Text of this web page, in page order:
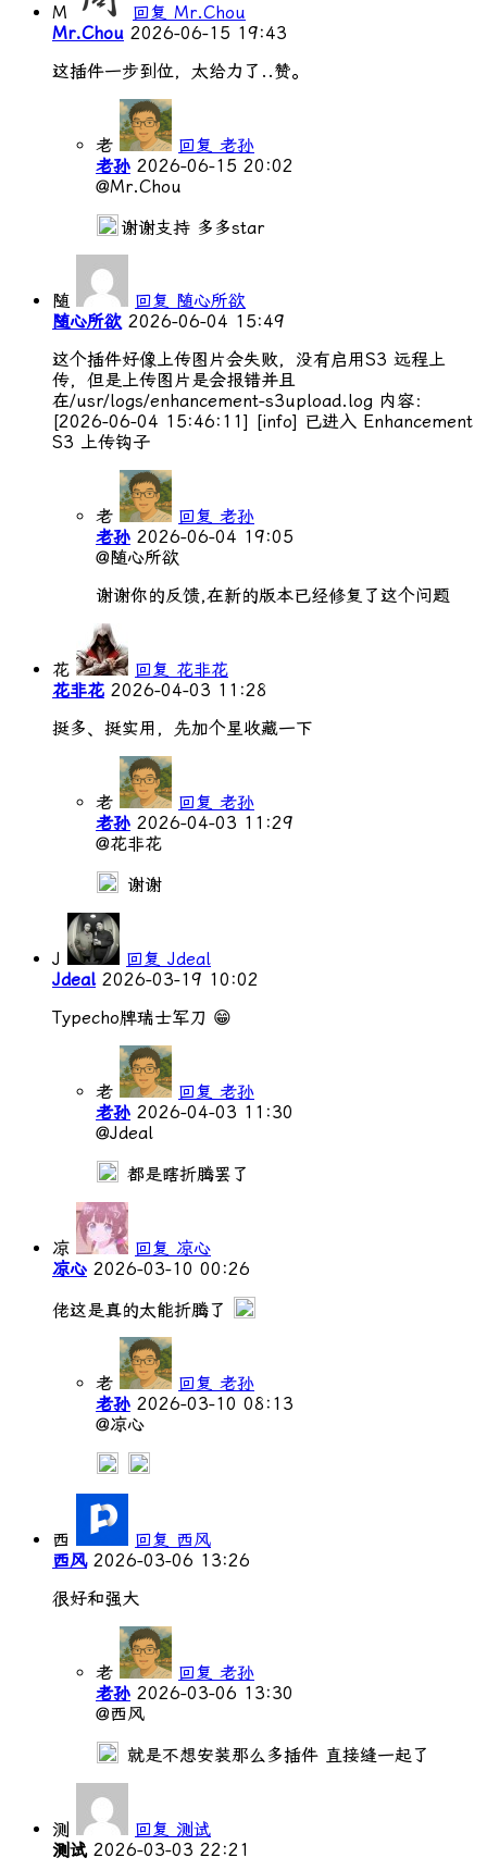
M
回复 Mr.Chou
Mr.Chou 2026-06-15 19:43
这插件一步到位，太给力了..赞。
老
回复 老孙
老孙 2026-06-15 20:02
@Mr.Chou
谢谢支持 多多star
随
回复 随心所欲
随心所欲 2026-06-04 15:49
这个插件好像上传图片会失败，没有启用S3 远程上
传，但是上传图片是会报错并且
在/usr/logs/enhancement-s3upload.log 内容：
[2026-06-04 15:46:11] [info] 已进入 Enhancement
S3 上传钩子
老
回复 老孙
老孙 2026-06-04 19:05
@随心所欲
谢谢你的反馈,在新的版本已经修复了这个问题
花
回复 花非花
花非花 2026-04-03 11:28
挺多、挺实用，先加个星收藏一下
老
回复 老孙
老孙 2026-04-03 11:29
@花非花
谢谢
J
回复 Jdeal
Jdeal 2026-03-19 10:02
Typecho牌瑞士军刀 😁
老
回复 老孙
老孙 2026-04-03 11:30
@Jdeal
都是瞎折腾罢了
凉
回复 凉心
凉心 2026-03-10 00:26
佬这是真的太能折腾了
老
回复 老孙
老孙 2026-03-10 08:13
@凉心
西
回复 西风
西风 2026-03-06 13:26
很好和强大
老
回复 老孙
老孙 2026-03-06 13:30
@西风
就是不想安装那么多插件 直接缝一起了
测
回复 测试
测试 2026-03-03 22:21